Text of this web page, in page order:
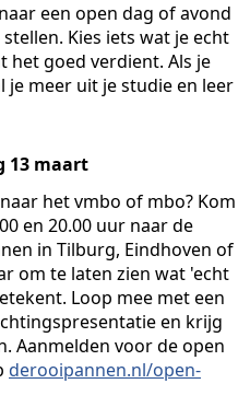
een open dag of avond
Kies iets wat je echt
het goed verdient. Als je
je meer uit je studie en leer
13 maart
het vmbo of mbo? Kom
en 20.00 uur naar de
in Tilburg, Eindhoven of
om te laten zien wat 'echt
Loop mee met een
en krijg
Aanmelden voor de open
derooipannen.nl/open-